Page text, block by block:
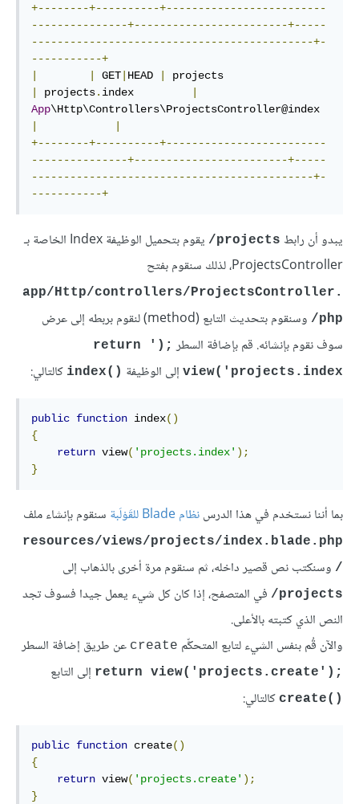
+--------+----------+-------------------------
---------------+------------------------+-----
--------------------------------------------+-
-----------+
GET HEAD
projects. index
App
+--------+----------+-------------------------
---------------+------------------------+-----
--------------------------------------------+-
-----------+
يبدو أن رابط projects/
يقوم بتحميل الوظيفة Index الخاصة بـ
ProjectsController، لذلك سنقوم بفتح
app/Http/controllers/ProjectsController.
php/
وسنقوم بتحديث التابع (method) لنقوم بربطه إلى عرض
سوف نقوم بإنشائه. قم بإضافة السطر ;('
return
view('projects.index إلى الوظيفة ()
index كالتالي:
public function index()
{
return view( 'projects.index' );
}
بما أننا نستخدم في هذا الدرسنظام Blade للقَوْلَبة سنقوم بإنشاء ملف
resources/views/projects/index.blade.php
/ وسنكتب نص قصير داخله، ثم سنقوم مرة أخرى بالذهاب إلى
projects/
في المتصفح، إذا كان كل شيء يعمل جيدا فسوف تجد
النص الذي كتبته بالأعلى.
والآن قُم بنفس الشيء لتابع المتحكِّم create عن طريق إضافة السطر
;('
return view('projects.create إلى التابع
()
create كالتالي:
public function create()
{
return view( 'projects.create' );
}